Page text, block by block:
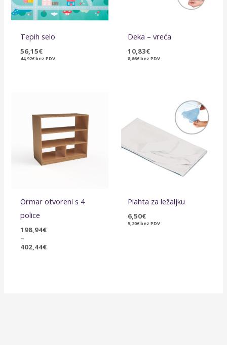
Tepih selo
56,15€
44,92€bez PDV
Deka – vreća
10,83€
8,66€bez PDV
Ormar otvoreni s 4
police
198,94€
–
402,44€
198,94€
402,44€
Plahta za ležaljku
6,50€
5,20€bez PDV